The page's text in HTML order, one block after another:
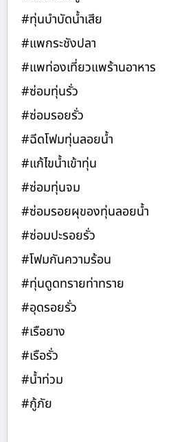
#ทุ่นบำบัดน้ำเสีย
#แพกระชังปลา
#แพท่องเที่ยวแพร้านอาหาร
#ซ่อมทุ่นรั่ว
#ซ่อมรอยรั่ว
#ฉีดโฟมทุ่นลอยน้ำ
#แก้ไขน้ำเข้าทุ่น
#ซ่อมทุ่นจม
#ซ่อมรอยผุของทุ่นลอยน้ำ
#ซ่อมปะรอยรั่ว
#โฟมกันความร้อน
#ทุ่นดูดทรายท่าทราย
#อุดรอยรั่ว
#เรือยาง
#เรือรั่ว
#น้ำท่วม
#กู้ภัย